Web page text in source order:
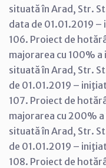
situată în Arad, Str.
data de 01.01.2019
106. Proiect de
majorarea cu 100%
situată în Arad, Str.
de 01.01.2019 –
107. Proiect de
majorarea cu 200%
situată în Arad, Str.
de 01.01.2019 –
108. Proiect de